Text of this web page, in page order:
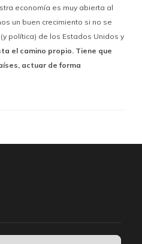
economía es muy abierta al
un buen crecimiento si no se
política) de los Estados Unidos y
el camino propio. Tiene que
actuar de forma